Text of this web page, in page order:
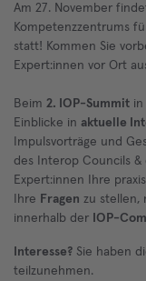
Am 27. November
Kompetenzzentrums
statt! Kommen Sie
Expert:innen vor Ort
Beim 2. IOP-Summit in
Einblicke in aktuelle
Impulsvorträge und
des Interop Councils
Expert:innen Ihre
Ihre Fragen zu stellen,
innerhalb der
IOP-
Interesse? Sie haben
teilzunehmen.